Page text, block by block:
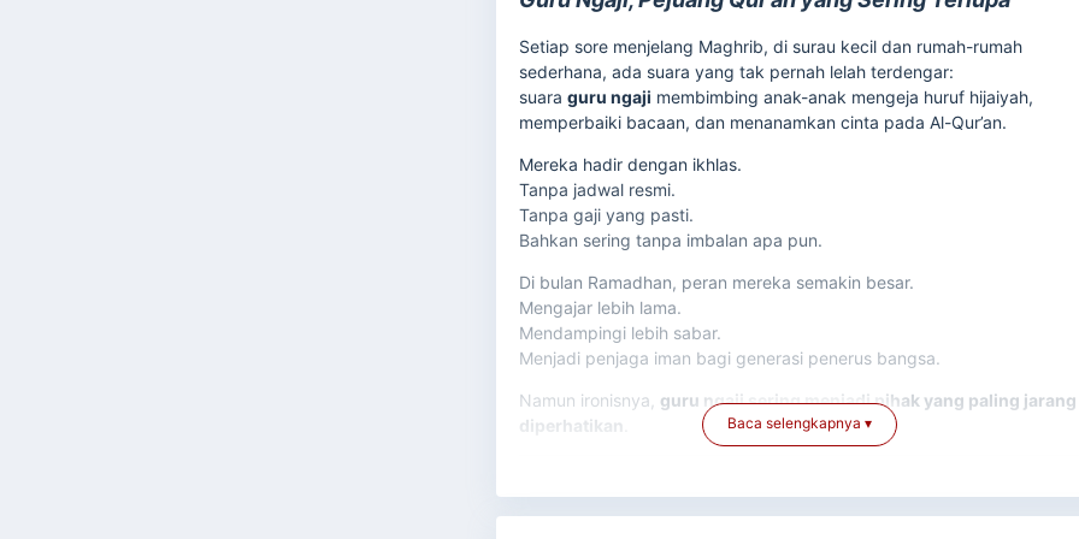
Setiap sore menjelang Maghrib, di surau kecil dan rumah-rumah
sederhana, ada suara yang tak pernah lelah terdengar:
suaraguru ngaji membimbing anak-anak mengeja huruf hijaiyah,
memperbaiki bacaan, dan menanamkan cinta pada Al-Qur’an.
Mereka hadir dengan ikhlas.
Tanpa jadwal resmi.
Tanpa gaji yang pasti.
Bahkan sering tanpa imbalan apa pun.
Di bulan Ramadhan, peran mereka semakin besar.
Mengajar lebih lama.
Mendampingi lebih sabar.
Menjadi penjaga iman bagi generasi penerus bangsa.
Namun ironisnya, guru ngaji sering menjadi pihak yang paling jarang
diperhatikan
Baca selengkapnya ▾